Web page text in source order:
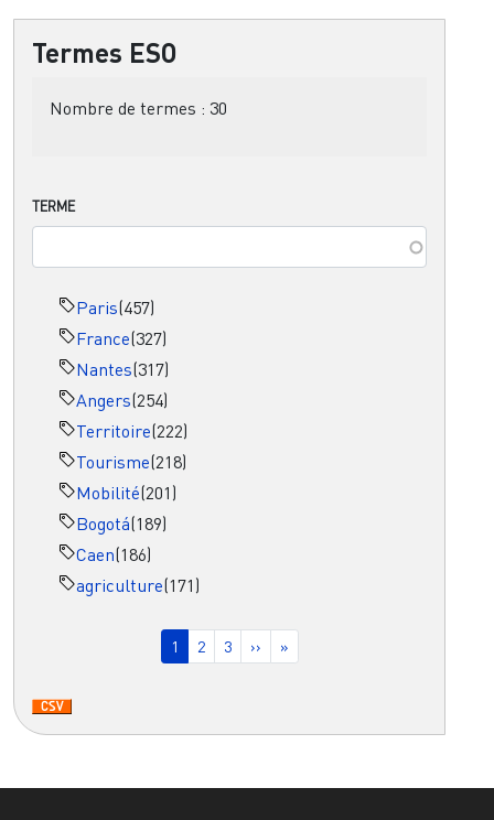
Termes ESO
Nombre de termes : 30
TERME
Paris(457)
France(327)
Nantes(317)
Angers(254)
Territoire(222)
Tourisme(218)
Mobilité(201)
Bogotá(189)
Caen(186)
agriculture(171)
Page courante
1 Page
2 Page
3 Page suivante
›› Dernière page
»